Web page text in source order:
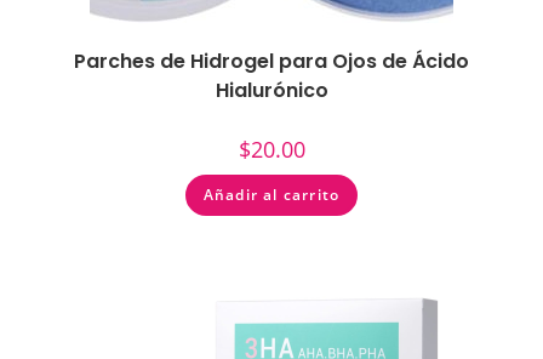
Parches de Hidrogel para Ojos de Ácido
Hialurónico
$20.00
Añadir al carrito